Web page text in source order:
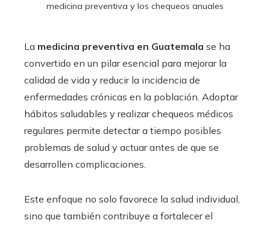
medicina preventiva y los chequeos anuales
La medicina preventiva en Guatemala se ha
convertido en un pilar esencial para mejorar la
calidad de vida y reducir la incidencia de
enfermedades crónicas en la población. Adoptar
hábitos saludables y realizar chequeos médicos
regulares permite detectar a tiempo posibles
problemas de salud y actuar antes de que se
desarrollen complicaciones.
Este enfoque no solo favorece la salud individual,
sino que también contribuye a fortalecer el